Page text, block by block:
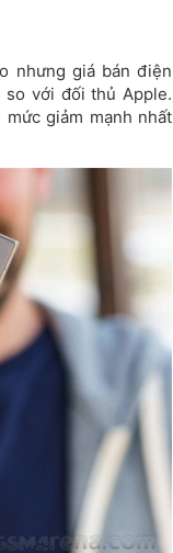
nhưng giá bán điện
so với đối thủ Apple.
giảm mạnh nhất